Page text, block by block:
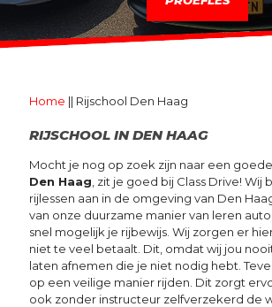
Home || Rijschool Den Haag
RIJSCHOOL IN DEN HAAG
Mocht je nog op zoek zijn naar een goede
Den Haag , zit je goed bij Class Drive! Wij
rijlessen aan in de omgeving van Den
van onze duurzame manier van leren
snel mogelijk je rijbewijs. Wij zorgen er
niet te veel betaalt. Dit, omdat wij jou
laten afnemen die je niet nodig hebt.
op een veilige manier rijden. Dit zorgt
ook zonder instructeur zelfverzekerd de